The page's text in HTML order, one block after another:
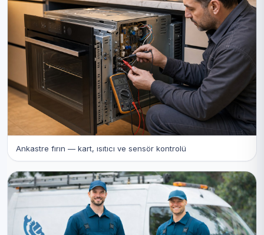
Ankastre fırın — kart, ısıtıcı ve sensör kontrolü